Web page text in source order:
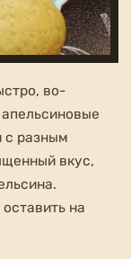
во-
с разным
вкус,
на